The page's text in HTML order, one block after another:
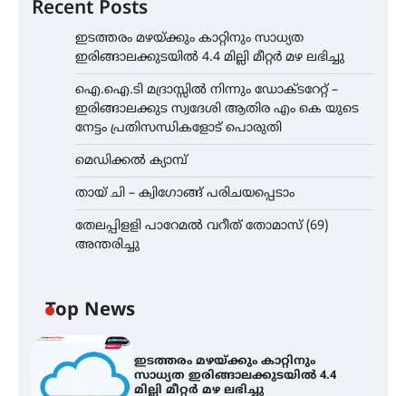
Recent Posts
ഇടത്തരം മഴയ്ക്കും കാറ്റിനും സാധ്യത
ഇരിങ്ങാലക്കുടയിൽ 4.4 മില്ലി മീറ്റർ മഴ ലഭിച്ചു
ഐ.ഐ.ടി മദ്രാസ്സിൽ നിന്നും ഡോക്ടറേറ്റ് –
ഇരിങ്ങാലക്കുട സ്വദേശി ആതിര എം കെ യുടെ
നേട്ടം പ്രതിസന്ധികളോട് പൊരുതി
മെഡിക്കൽ ക്യാമ്പ്
തായ് ചി – ക്വിഗോങ്ങ് പരിചയപ്പെടാം
തേലപ്പിളളി പാറേമൽ വറീത് തോമാസ് (69)
അന്തരിച്ചു
Top News
ഇടത്തരം മഴയ്ക്കും കാറ്റിനും
സാധ്യത ഇരിങ്ങാലക്കുടയിൽ 4.4
മില്ലി മീറ്റർ മഴ ലഭിച്ചു